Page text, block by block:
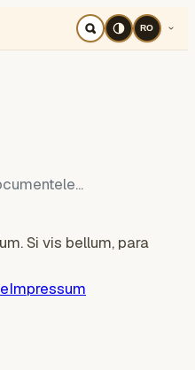
Războiul cognitiv
RO
Si vis bellum, para
Impressum